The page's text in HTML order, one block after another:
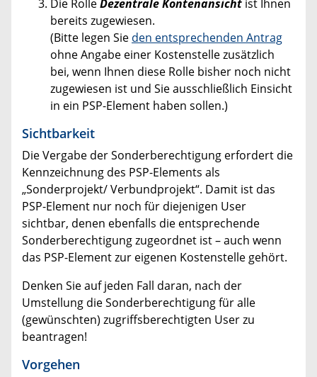
Die RolleDezentrale Kontenansicht ist Ihnen
bereits zugewiesen.
(Bitte legen Sie den entsprechenden Antrag
ohne Angabe einer Kostenstelle zusätzlich
bei, wenn Ihnen diese Rolle bisher noch nicht
zugewiesen ist und Sie ausschließlich Einsicht
in ein PSP-Element haben sollen.)
Sichtbarkeit
Die Vergabe der Sonderberechtigung erfordert die
Kennzeichnung des PSP-Elements als
„Sonderprojekt/ Verbundprojekt“. Damit ist das
PSP-Element nur noch für diejenigen User
sichtbar, denen ebenfalls die entsprechende
Sonderberechtigung zugeordnet ist – auch wenn
das PSP-Element zur eigenen Kostenstelle gehört.
Denken Sie auf jeden Fall daran, nach der
Umstellung die Sonderberechtigung für alle
(gewünschten) zugriffsberechtigten User zu
beantragen!
Vorgehen